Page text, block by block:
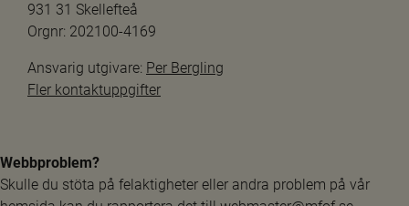
931 31 Skellefteå
Orgnr: 202100-4169
Ansvarig utgivare: Per Bergling
Fler kontaktuppgifter
Webbproblem?
Skulle du stöta på felaktigheter eller andra problem på vår